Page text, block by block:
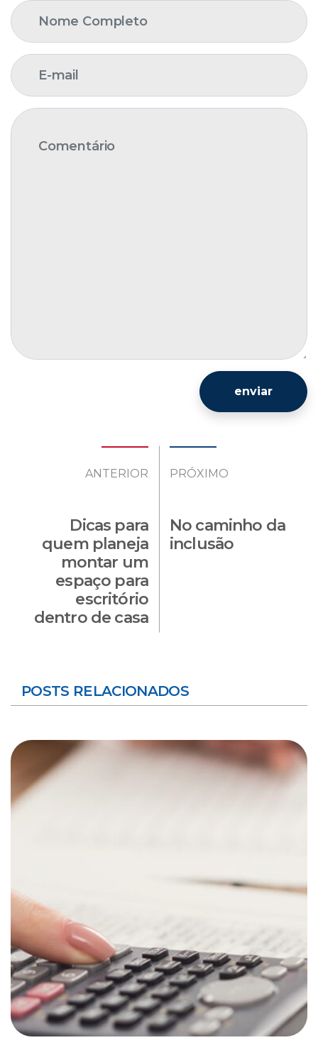
enviar
ANTERIOR
Dicas para
quem planeja
montar um
espaço para
escritório
dentro de casa
PRÓXIMO
No caminho da
inclusão
POSTS RELACIONADOS